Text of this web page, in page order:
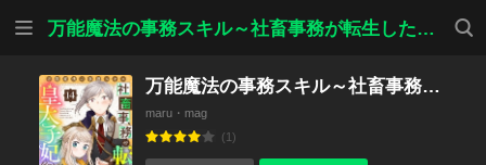
万能魔法の事務スキル～社畜事務が転生したら皇太子妃（仮）に選ばれました。
検索
万能魔法の事務スキル～社畜事務が転生したら皇太子妃（仮）に選ばれました。 （14）
maru・mag
(1)